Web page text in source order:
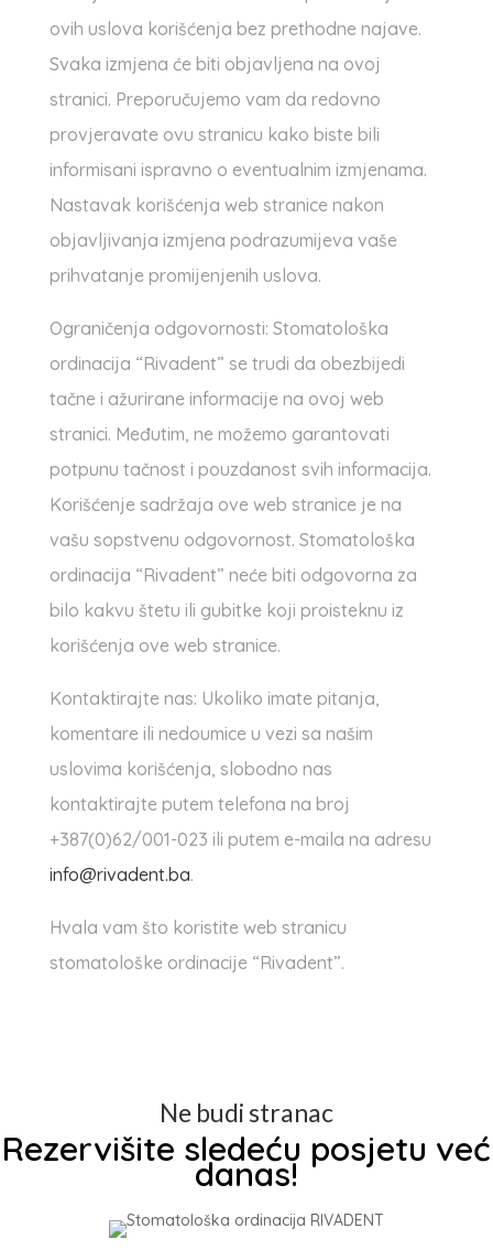
ovih uslova korišćenja bez prethodne najave.
Svaka izmjena će biti objavljena na ovoj
stranici. Preporučujemo vam da redovno
provjeravate ovu stranicu kako biste bili
informisani ispravno o eventualnim izmjenama.
Nastavak korišćenja web stranice nakon
objavljivanja izmjena podrazumijeva vaše
prihvatanje promijenjenih uslova.
Ograničenja odgovornosti: Stomatološka
ordinacija “Rivadent” se trudi da obezbijedi
tačne i ažurirane informacije na ovoj web
stranici. Međutim, ne možemo garantovati
potpunu tačnost i pouzdanost svih informacija.
Korišćenje sadržaja ove web stranice je na
vašu sopstvenu odgovornost. Stomatološka
ordinacija “Rivadent” neće biti odgovorna za
bilo kakvu štetu ili gubitke koji proisteknu iz
korišćenja ove web stranice.
Kontaktirajte nas: Ukoliko imate pitanja,
komentare ili nedoumice u vezi sa našim
uslovima korišćenja, slobodno nas
kontaktirajte putem telefona na broj
+387(0)62/001-023 ili putem e-maila na adresu
info@rivadent.ba.
Hvala vam što koristite web stranicu
stomatološke ordinacije “Rivadent”.
Ne budi stranac
Rezervišite sledeću posjetu već
danas!